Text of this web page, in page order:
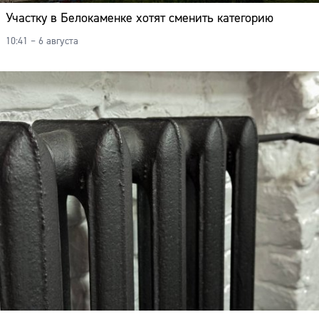
Участку в Белокаменке хотят сменить категорию
10:41 – 6 августа